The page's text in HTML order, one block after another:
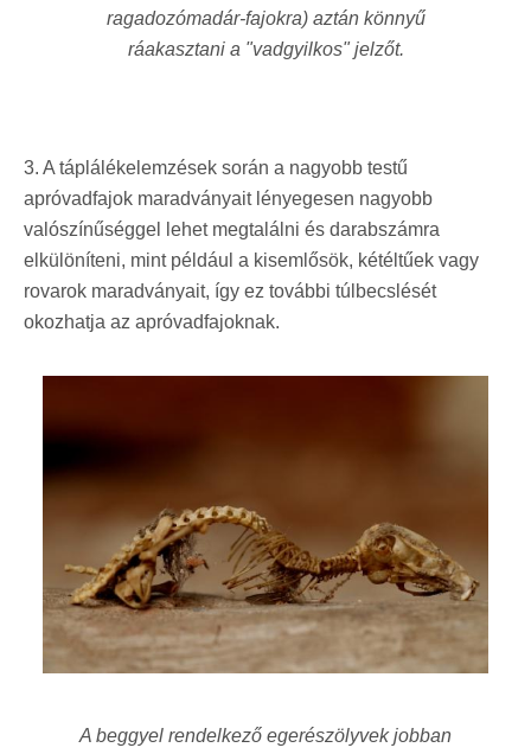
ragadozómadár-fajokra) aztán könnyű
ráakasztani a "vadgyilkos" jelzőt.
3. A táplálékelemzések során a nagyobb testű
apróvadfajok maradványait lényegesen nagyobb
valószínűséggel lehet megtalálni és darabszámra
elkülöníteni, mint például a kisemlősök, kétéltűek vagy
rovarok maradványait, így ez további túlbecslését
okozhatja az apróvadfajoknak.
A beggyel rendelkező egerészölyvek jobban